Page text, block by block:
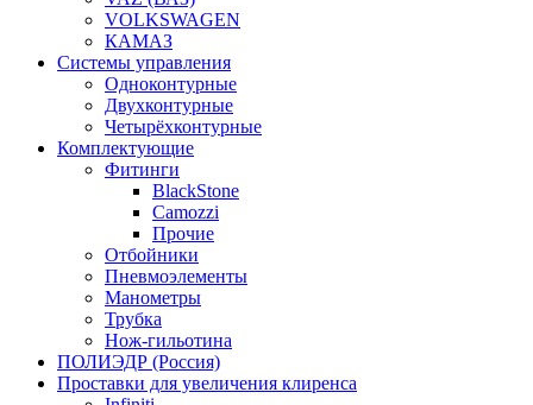
VOLKSWAGEN
КАМАЗ
Системы управления
Одноконтурные
Двухконтурные
Четырёхконтурные
Комплектующие
Фитинги
BlackStone
Camozzi
Прочие
Отбойники
Пневмоэлементы
Манометры
Трубка
Нож-гильотина
ПОЛИЭДР (Россия)
Проставки для увеличения клиренса